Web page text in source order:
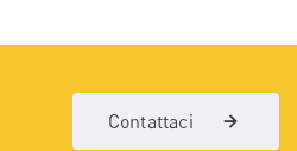
Contattaci